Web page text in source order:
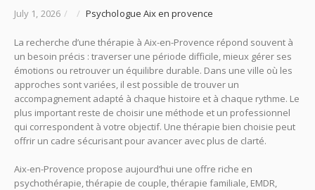
July 1, 2026 / / Psychologue Aix en provence
La recherche d’une thérapie à Aix-en-Provence répond souvent à
un besoin précis : traverser une période difficile, mieux gérer ses
émotions ou retrouver un équilibre durable. Dans une ville où les
approches sont variées, il est possible de trouver un
accompagnement adapté à chaque histoire et à chaque rythme. Le
plus important reste de choisir une méthode et un professionnel
qui correspondent à votre objectif. Une thérapie bien choisie peut
offrir un cadre sécurisant pour avancer avec plus de clarté.
Aix-en-Provence propose aujourd’hui une offre riche en
psychothérapie, thérapie de couple, thérapie familiale, EMDR,